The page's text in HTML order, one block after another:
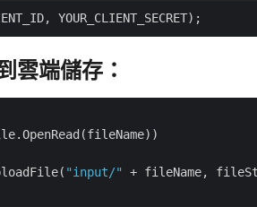
雲端儲存：
"input/"